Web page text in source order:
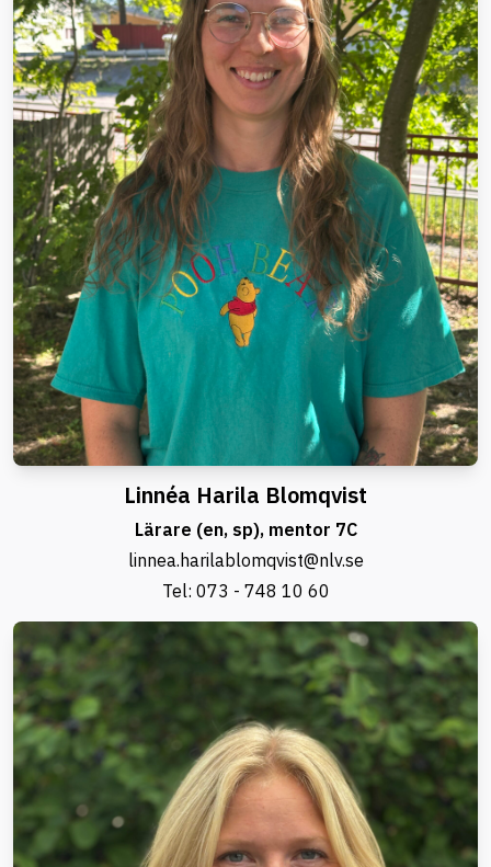
Linnéa Harila Blomqvist
Lärare (en, sp), mentor 7C
linnea.harilablomqvist@nlv.se
Tel: 073 - 748 10 60